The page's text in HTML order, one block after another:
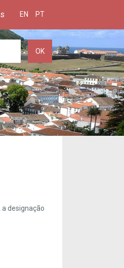
EN PT
OK
designação